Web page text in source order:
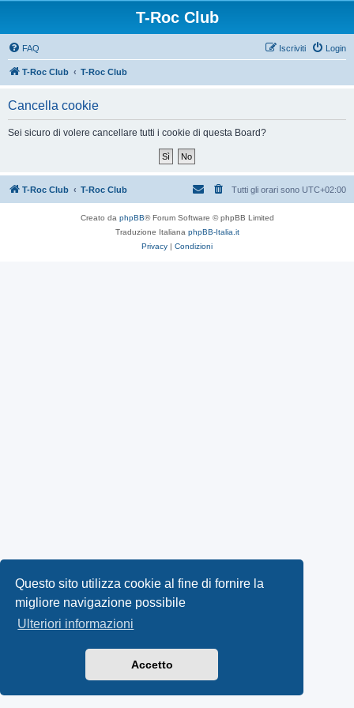
Questo sito utilizza cookie al fine di fornire la
migliore navigazione possibile
Ulteriori informazioni
Accetto
T-Roc Club
FAQ Login
Iscriviti
T-Roc Club T-Roc Club
Cancella cookie
Sei sicuro di volere cancellare tutti i cookie di questa Board?
T-Roc Club T-Roc Club Tutti gli orari sono UTC+02:00
Creato da phpBB® Forum Software © phpBB Limited
Traduzione Italiana phpBB-Italia.it
Privacy | Condizioni